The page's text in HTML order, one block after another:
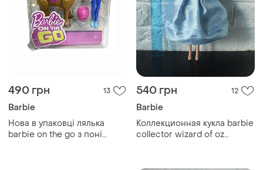
490 грн 13
Barbie
Нова в упаковці лялька
barbie on the go з поні
540 грн 12
Barbie
Коллекционная кукла barbie
collector wizard of oz